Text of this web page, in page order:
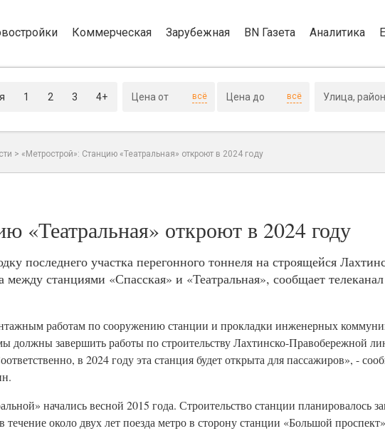
Коммерческая Зарубежная BN Газета Аналитика
1 2 3 4+ всё всё
> «Метрострой»: Станцию «Театральная» откроют в 2024 году
«Театральная» откроют в 2024 году
последнего участка перегонного тоннеля на строящейся
между станциями «Спасская» и «Театральная», сообщает
работам по сооружению станции и прокладки инженерных
должны завершить работы по строительству Лахтинско-Правобережной
в 2024 году эта станция будет открыта для пассажиров», -
начались весной 2015 года. Строительство станции планировалось
около двух лет поезда метро в сторону станции «Большой